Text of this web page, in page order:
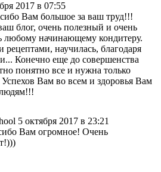
2017 в 07:55
Вам большое за ваш труд!!!
блог, очень полезный и очень
любому начинающему кондитеру.
научилась, благодаря
Конечно еще до совершенства
понятно все и нужна только
Вам во всем и здоровья Вам
5 октября 2017 в 23:21
Вам огромное! Очень